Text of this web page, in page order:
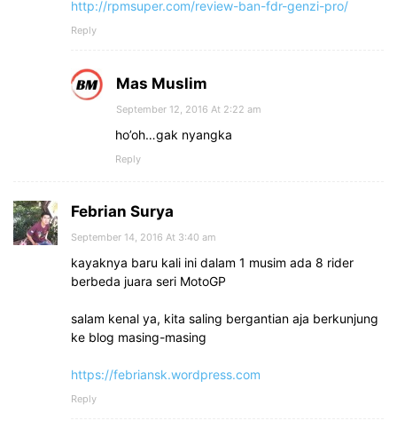
http://rpmsuper.com/review-ban-fdr-genzi-pro/
Reply
Mas Muslim
September 12, 2016 At 2:22 am
ho’oh…gak nyangka
Reply
Febrian Surya
September 14, 2016 At 3:40 am
kayaknya baru kali ini dalam 1 musim ada 8 rider
berbeda juara seri MotoGP
salam kenal ya, kita saling bergantian aja berkunjung
ke blog masing-masing
https://febriansk.wordpress.com
Reply